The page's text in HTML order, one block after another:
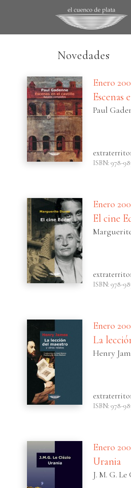
Novedades
Enero
Escenas
Paul
ISBN: 978-
Enero
El cine
ISBN: 978-
Enero
La
Henry
ISBN: 978-
Enero
Urania
J. M. G. Le